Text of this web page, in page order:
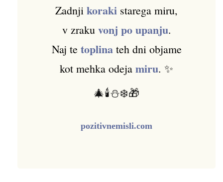
Zadnji koraki starega miru,
v zraku vonj po upanju.
Naj te toplinateh dni objame
kot mehka odeja miru. ✨
🎄🕯️⛄❄️🎁
pozitivnemisli.com